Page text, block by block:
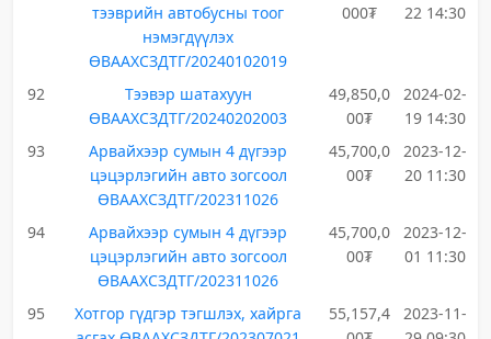
тээврийн автобусны тоог
нэмэгдүүлэх
ӨВААХСЗДТГ/20240102019
000₮
22 14:30
92
Тээвэр шатахуун
ӨВААХСЗДТГ/20240202003
49,850,0
00₮
2024-02-
19 14:30
93
Арвайхээр сумын 4 дүгээр
цэцэрлэгийн авто зогсоол
ӨВААХСЗДТГ/202311026
45,700,0
00₮
2023-12-
20 11:30
94
Арвайхээр сумын 4 дүгээр
цэцэрлэгийн авто зогсоол
ӨВААХСЗДТГ/202311026
45,700,0
00₮
2023-12-
01 11:30
95
Хотгор гүдгэр тэгшлэх, хайрга
55,157,4
2023-11-